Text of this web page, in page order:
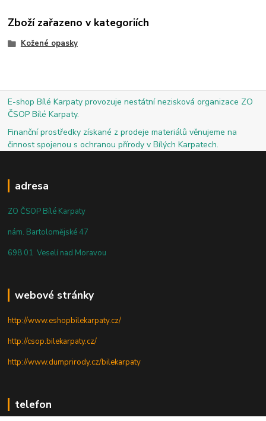
Zboží zařazeno v kategoriích
Kožené opasky
E-shop Bílé Karpaty provozuje nestátní nezisková organizace ZO
ČSOP Bílé Karpaty.
Finanční prostředky získané z prodeje materiálů věnujeme na
činnost spojenou s ochranou přírody v Bílých Karpatech.
adresa
ZO ČSOP Bílé Karpaty
nám. Bartolomějské 47
698 01 Veselí nad Moravou
webové stránky
http://www.eshopbilekarpaty.cz/
http://csop.bilekarpaty.cz/
http://www.dumprirody.cz/bilekarpaty
telefon